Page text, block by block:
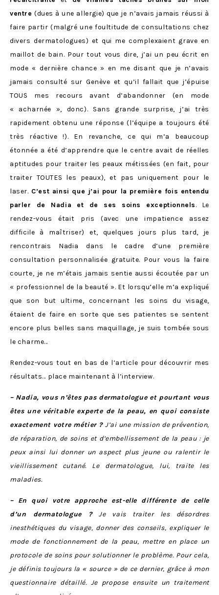
ventre (dues à une allergie) que je n’avais jamais réussi à
faire partir (malgré une foultitude de consultations chez
divers dermatologues) et qui me complexaient grave en
maillot de bain. Pour tout vous dire, j’ai un peu écrit en
mode « dernière chance » en me disant que je n’avais
jamais consulté sur Genève et qu’il fallait que j’épuise
TOUS mes recours avant d’abandonner (en mode
« acharnée », donc). Sans grande surprise, j’ai très
rapidement obtenu une réponse (l’équipe a toujours été
très réactive !). En revanche, ce qui m’a beaucoup
étonnée a été d’apprendre que le centre avait de réelles
aptitudes pour traiter les peaux métissées (en fait, pour
traiter TOUTES les peaux), et pas uniquement pour le
laser. C’est ainsi que j’ai pour la première fois entendu
parler de Nadia et de ses soins exceptionnels. Le
rendez-vous était pris (avec une impatience assez
difficile à maîtriser) et, quelques jours plus tard, je
rencontrais Nadia dans le cadre d’une première
consultation personnalisée gratuite. Pour vous la faire
courte, je ne m’étais jamais sentie aussi écoutée par un
« professionnel de la beauté ». Et lorsqu’elle m’a expliqué
que son but ultime, concernant les soins du visage,
étaient de faire en sorte que ses patientes se sentent
encore plus belles sans maquillage, je suis tombée sous
le charme…
Rendez-vous tout en bas de l’article pour découvrir mes
résultats… place maintenant à l’interview.
– Nadia, vous n’êtes pas dermatologue et pourtant vous
êtes une véritable experte de la peau, en quoi consiste
exactement votre métier ? J’ai une mission de prévention,
de réparation, de soins et d’embellissement de la peau : je
peux ainsi lui donner un aspect plus jeune ou ralentir le
vieillissement cutané. Le dermatologue, lui, traite les
maladies.
– En quoi votre approche est-elle différente de celle
d’un dermatologue ?Je vais traiter les désordres
inesthétiques du visage, donner des conseils, expliquer le
mode de fonctionnement de la peau, mettre en place un
protocole de soins pour solutionner le problème. Pour cela,
je définis toujours la « source » de ce dernier, grâce à mon
questionnaire détaillé. Je propose ensuite un traitement